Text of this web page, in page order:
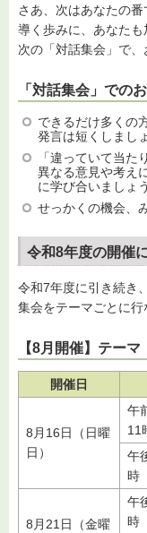
さあ、次はあなたの
導く歩みに、あなたも
次の「対話集会」で、
「対話集会」での
できるだけ多くの
発言は短くしまし
「違っていて当た
異なる意見や考え
に学び合いましょう
せっかくの機会、
令和8年度の開催
令和7年度に引き続き
集会をテーマごとに行
【8月開催】テーマ
開催日
8月16日（日曜
日）
午
11
午
時
8月21日（金曜
午
時